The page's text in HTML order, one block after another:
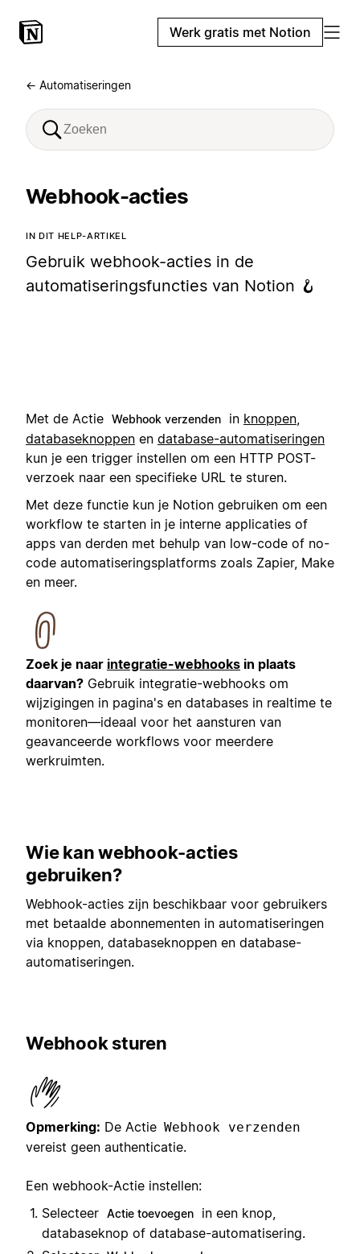
Werk gratis met Notion
← Automatiseringen
Webhook-acties
IN DIT HELP-ARTIKEL
Gebruik webhook-acties in de
automatiseringsfuncties van Notion 🪝
Met de Actie Webhook verzenden in knoppen
databaseknoppen en database-automatiseringen
kun je een trigger instellen om een HTTP POST-
verzoek naar een specifieke URL te sturen.
Met deze functie kun je Notion gebruiken om een
workflow te starten in je interne applicaties of
apps van derden met behulp van low-code of no-
code automatiseringsplatforms zoals Zapier, Make
en meer.
Zoek je naar integratie-webhooks in plaats
daarvan? Gebruik integratie-webhooks om
wijzigingen in pagina's en databases in realtime te
monitoren—ideaal voor het aansturen van
geavanceerde workflows voor meerdere
werkruimten.
Wie kan webhook-acties
gebruiken?
Webhook-acties zijn beschikbaar voor gebruikers
met betaalde abonnementen in automatiseringen
via knoppen, databaseknoppen en database-
automatiseringen.
Webhook sturen
Opmerking: De Actie Webhook verzenden
vereist geen authenticatie.
Een webhook-Actie instellen:
Selecteer Actie toevoegen
in een knop,
databaseknop of database-automatisering.